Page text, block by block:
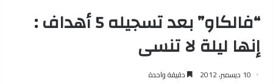
“فالكاو” بعد تسجيله 5 أهداف :
إنها ليلة لا تنسى
10 ديسمبر، 2012 دقيقة واحدة